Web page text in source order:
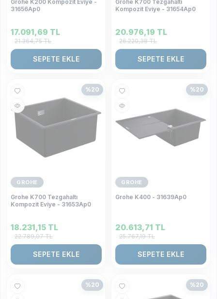
Grohe K200 Kompozit Eviye -
31656Ap0
17.091,69 TL
21.364,75TL
SEPETE EKLE
Grohe K700 Tezgahaltı
Kompozit Eviye - 31654Ap0
20.976,19 TL
26.220,38TL
SEPETE EKLE
%20
GROHE
Grohe K700 Tezgahaltı
Kompozit Eviye - 31653Ap0
18.231,15 TL
22.789,07TL
SEPETE EKLE
%20
GROHE
Grohe K400 - 31639Ap0
20.613,71 TL
25.767,19TL
SEPETE EKLE
%20 %20